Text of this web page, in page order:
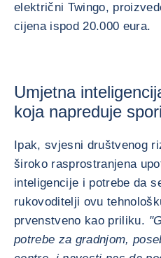
električni Twingo,
cijena ispod 20.000 eura.
Umjetna
koja napreduje
Ipak, svjesni društvenog
široko rasprostranjena
inteligencije i potrebe da
rukovoditelji ovu
prvenstveno kao priliku.
potrebe za gradnjom,